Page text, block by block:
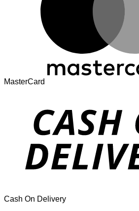
MasterCard
Cash On Delivery